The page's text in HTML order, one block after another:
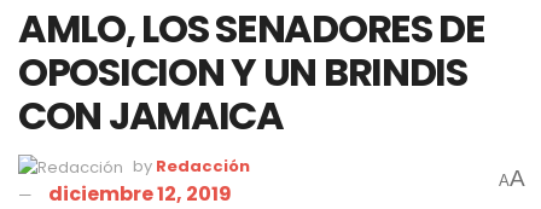
AMLO, LOS SENADORES DE
OPOSICION Y UN BRINDIS
CON JAMAICA
by Redacción
diciembre 12, 2019 AA